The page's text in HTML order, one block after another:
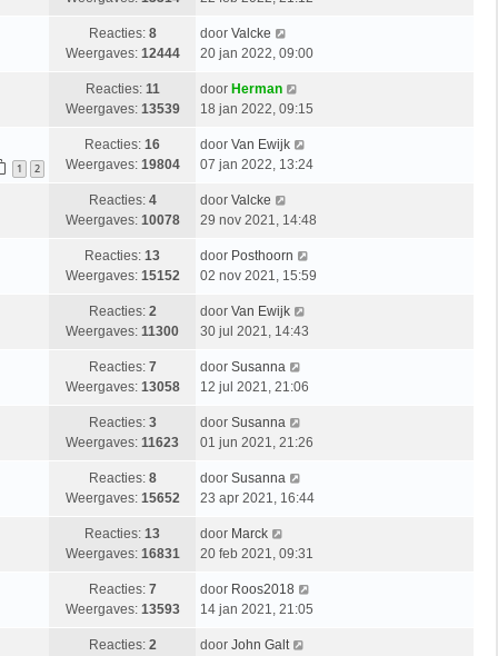
Reacties: 8
Weergaves: 12444
door Valcke
20 jan 2022, 09:00
Reacties: 11
Weergaves: 13539
door Herman
18 jan 2022, 09:15
1 2
Reacties: 16
Weergaves: 19804
door Van Ewijk
07 jan 2022, 13:24
Reacties: 4
Weergaves: 10078
door Valcke
29 nov 2021, 14:48
Reacties: 13
Weergaves: 15152
door Posthoorn
02 nov 2021, 15:59
Reacties: 2
Weergaves: 11300
door Van Ewijk
30 jul 2021, 14:43
Reacties: 7
Weergaves: 13058
door Susanna
12 jul 2021, 21:06
Reacties: 3
Weergaves: 11623
door Susanna
01 jun 2021, 21:26
Reacties: 8
Weergaves: 15652
door Susanna
23 apr 2021, 16:44
Reacties: 13
Weergaves: 16831
door Marck
20 feb 2021, 09:31
Reacties: 7
Weergaves: 13593
door Roos2018
14 jan 2021, 21:05
Reacties: 2
door John Galt